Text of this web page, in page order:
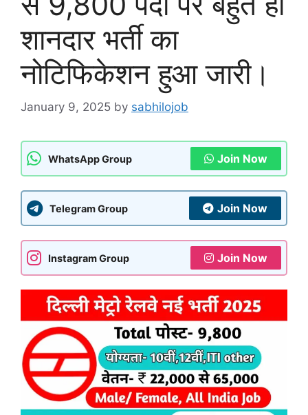
शानदार भर्ती का
नोटिफिकेशन हुआ जारी।
January 9, 2025 by sabhilojob
WhatsApp Group Join Now
Telegram Group Join Now
Instagram Group Join Now